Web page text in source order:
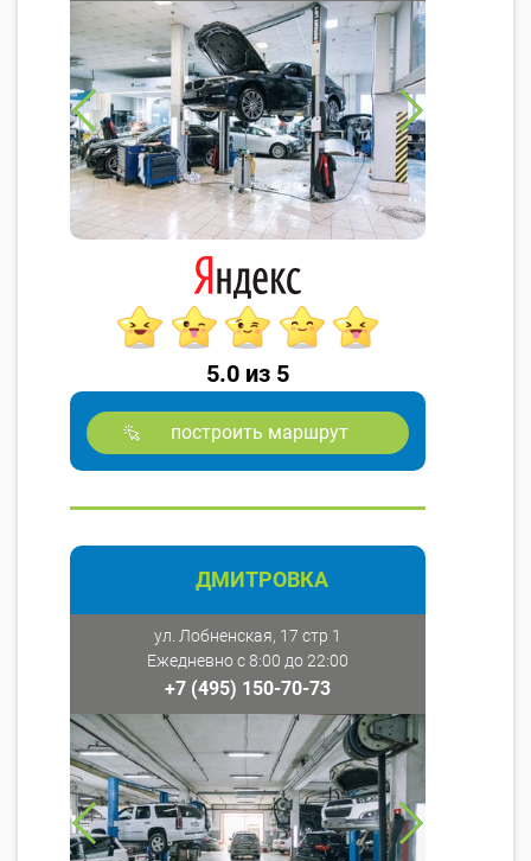
5.0 из 5
построить маршрут
ДМИТРОВКА
ул. Лобненская, 17 стр 1
Ежедневно с 8:00 до 22:00
+7 (495) 150-70-73